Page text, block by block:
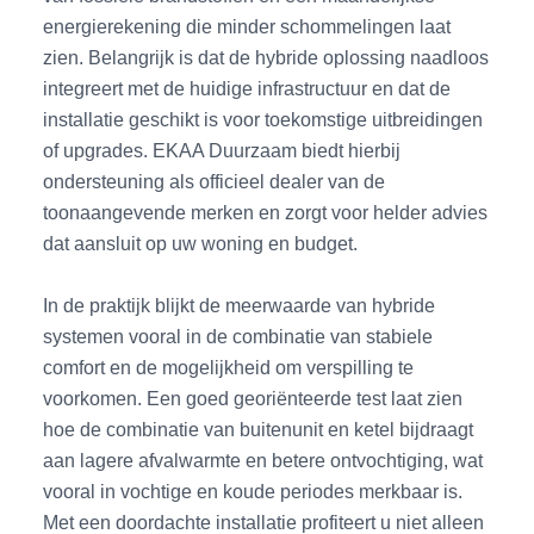
energierekening die minder schommelingen laat
zien. Belangrijk is dat de hybride oplossing naadloos
integreert met de huidige infrastructuur en dat de
installatie geschikt is voor toekomstige uitbreidingen
of upgrades. EKAA Duurzaam biedt hierbij
ondersteuning als officieel dealer van de
toonaangevende merken en zorgt voor helder advies
dat aansluit op uw woning en budget.
In de praktijk blijkt de meerwaarde van hybride
systemen vooral in de combinatie van stabiele
comfort en de mogelijkheid om verspilling te
voorkomen. Een goed georiënteerde test laat zien
hoe de combinatie van buitenunit en ketel bijdraagt
aan lagere afvalwarmte en betere ontvochtiging, wat
vooral in vochtige en koude periodes merkbaar is.
Met een doordachte installatie profiteert u niet alleen